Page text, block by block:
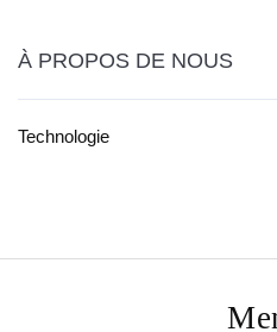
À PROPOS DE NOUS
Technologie